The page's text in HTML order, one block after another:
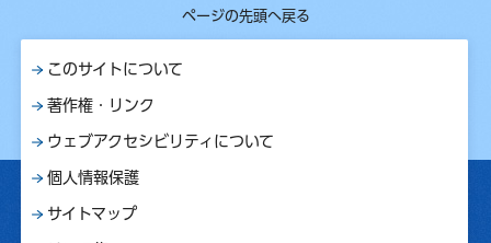
ページの先頭へ戻る
このサイトについて
著作権・リンク
ウェブアクセシビリティについて
個人情報保護
サイトマップ